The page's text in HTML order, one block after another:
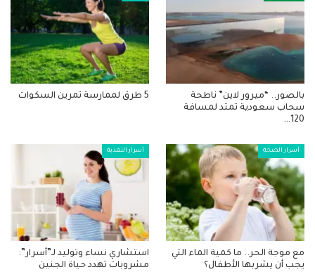
بالصور.. “ميرور لاين” ناطحة
سحاب سعودية تمتد لمسافة
120…
5 طرق لممارسة تمرين السكوات
أسرار الصحة
مع موجة الحر.. ما كمية الماء التي
يجب أن يشربها الأطفال؟
أسرار التغذية
استشاري نساء وتوليد لـ”أسرار”:
مشروبات تهدد حياة الجنين